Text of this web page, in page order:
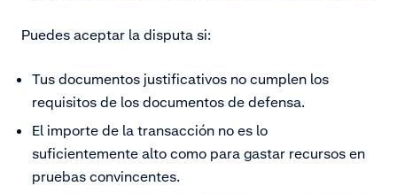
Puedes aceptar la disputa si:
Tus documentos justificativos no cumplen los
requisitos de los documentos de defensa.
El importe de la transacción no es lo
suficientemente alto como para gastar recursos en
pruebas convincentes.